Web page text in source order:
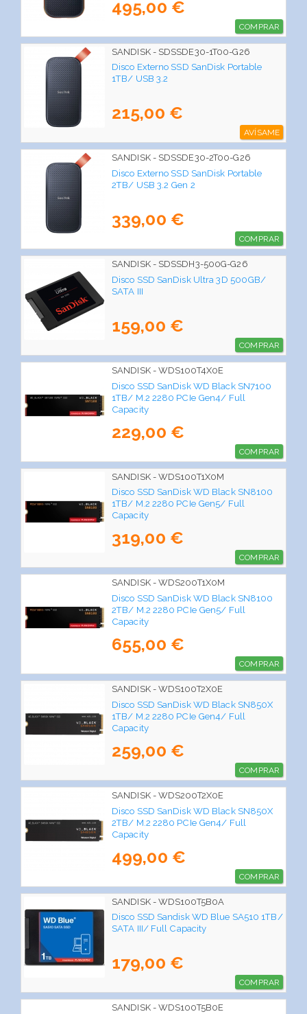
495,00 €
COMPRAR
SANDISK - SDSSDE30-1T00-G26
Disco Externo SSD SanDisk Portable
1TB/ USB 3.2
215,00 €
AVÍSAME
SANDISK - SDSSDE30-2T00-G26
Disco Externo SSD SanDisk Portable
2TB/ USB 3.2 Gen 2
339,00 €
COMPRAR
SANDISK - SDSSDH3-500G-G26
Disco SSD SanDisk Ultra 3D 500GB/
SATA III
159,00 €
COMPRAR
SANDISK - WDS100T4X0E
Disco SSD SanDisk WD Black SN7100
1TB/ M.2 2280 PCIe Gen4/ Full
Capacity
229,00 €
COMPRAR
SANDISK - WDS100T1X0M
Disco SSD SanDisk WD Black SN8100
1TB/ M.2 2280 PCIe Gen5/ Full
Capacity
319,00 €
COMPRAR
SANDISK - WDS200T1X0M
Disco SSD SanDisk WD Black SN8100
2TB/ M.2 2280 PCIe Gen5/ Full
Capacity
655,00 €
COMPRAR
SANDISK - WDS100T2X0E
Disco SSD SanDisk WD Black SN850X
1TB/ M.2 2280 PCIe Gen4/ Full
Capacity
259,00 €
COMPRAR
SANDISK - WDS200T2X0E
Disco SSD SanDisk WD Black SN850X
2TB/ M.2 2280 PCIe Gen4/ Full
Capacity
499,00 €
COMPRAR
SANDISK - WDS100T5B0A
Disco SSD Sandisk WD Blue SA510 1TB/
SATA III/ Full Capacity
179,00 €
COMPRAR
SANDISK - WDS100T5B0E